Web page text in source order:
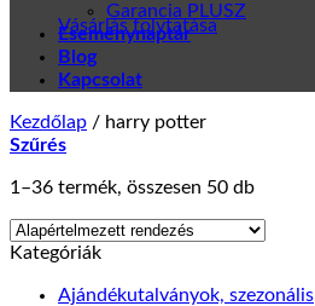
Vásárlás folytatása
Garancia PLUSZ
Eseménynaptár
Blog
Kapcsolat
Kezdőlap / harry potter
Szűrés
1–36 termék, összesen 50 db
Kategóriák
Ajándékutalványok, szezonális